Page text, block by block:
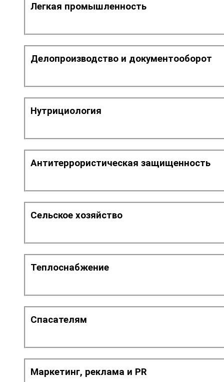
Легкая промышленность
Делопроизводство и документооборот
Нутрициология
Антитеррористическая защищенность
Сельское хозяйство
Теплоснабжение
Спасателям
Маркетинг, реклама и PR